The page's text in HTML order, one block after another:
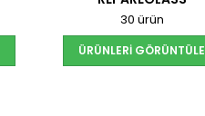
30 ürün
ÜRÜNLERI GÖRÜNTÜLE